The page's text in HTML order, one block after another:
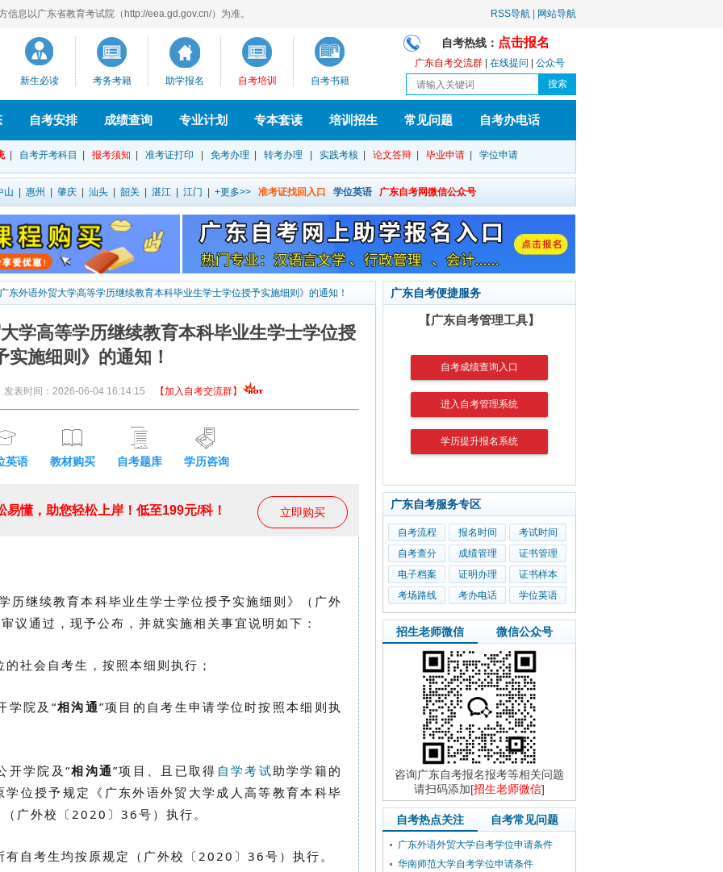
信息以广东省教育考试院（http://eea.gd.gov.cn/）为准。 RSS导航 网站导航
新生必读 考务考籍 助学报名 自考培训 自考书籍
自考热线： 点击报名
广东自考交流群 在线提问 公众号
自考安排 成绩查询 专业计划 专本套读 培训招生 常见问题 自考办电话
自考开考科目 报考须知 准考证打印 免考办理 转考办理 实践考核 论文答辩 毕业申请 学位申请
山 惠州 肇庆 汕头 韶关 湛江 江门 +更多>> 准考证找回入口 学位英语 广东自考网微信公众号
东外语外贸大学高等学历继续教育本科毕业生学士学位授予实施细则》的通知！
学高等学历继续教育本科毕业生学士学位授
实施细则》的通知！
发表时间：2026-06-04 16:14:15 【加入自考交流群】
英语 教材购买 自考题库 学历咨询
立即购买
懂，助您轻松上岸！低至199元/科！
历继续教育本科毕业生学士学位授予实施细则》（广外
议通过，现予公布，并就实施相关事宜说明如下：
的社会自考生，按照本细则执行；
学院及“相沟通”项目的自考生申请学位时按照本细则执
开学院及“相沟通”项目、且已取得 自学考试助学学籍的
位授予规定《广东外语外贸大学成人高等教育本科毕
广外校〔2020〕36号）执行。
有自考生均按原规定（广外校〔2020〕36号）执行。
广东自考便捷服务
【广东自考管理工具】
自考成绩查询入口
进入自考管理系统
学历提升报名系统
广东自考服务专区
自考流程 报名时间
考试时间
自考查分
成绩管理
证书管理
电子档案
证明办理
证书样本
考场路线
考办电话 学位英语
招生老师微信 微信公众号
咨询广东自考报名报考等相关问题
请扫码添加[招生老师微信]
自考热点关注 自考常见问题
广东外语外贸大学自考学位申请条件
华南师范大学自考学位申请条件